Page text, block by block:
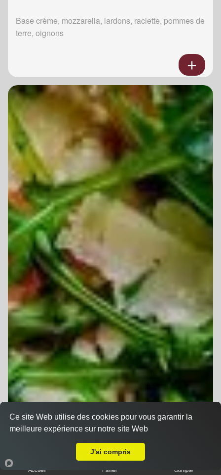
Base crème, mozzarella, lardons, raclette, pommes de
terre, oignons
Accueil Panier Compte
Ce site Web utilise des cookies pour vous garantir la
meilleure expérience sur notre site Web
J'ai compris